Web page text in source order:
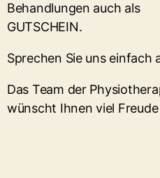
Behandlungen auch als
GUTSCHEIN.
Sprechen Sie uns einfach
Das Team der
wünscht Ihnen viel